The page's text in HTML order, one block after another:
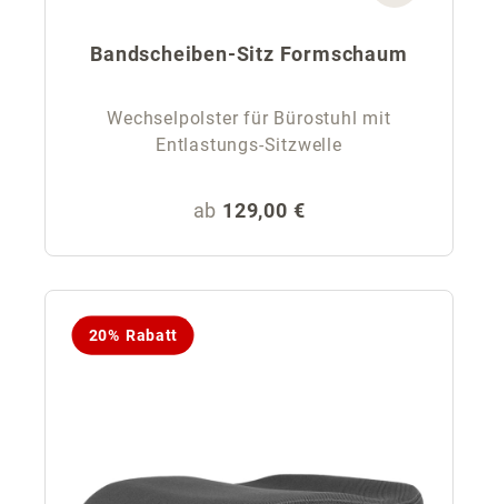
Bandscheiben-Sitz Formschaum
Wechselpolster für Bürostuhl mit
Entlastungs-Sitzwelle
Regulärer Preis:
ab 129,00 €
20% Rabatt